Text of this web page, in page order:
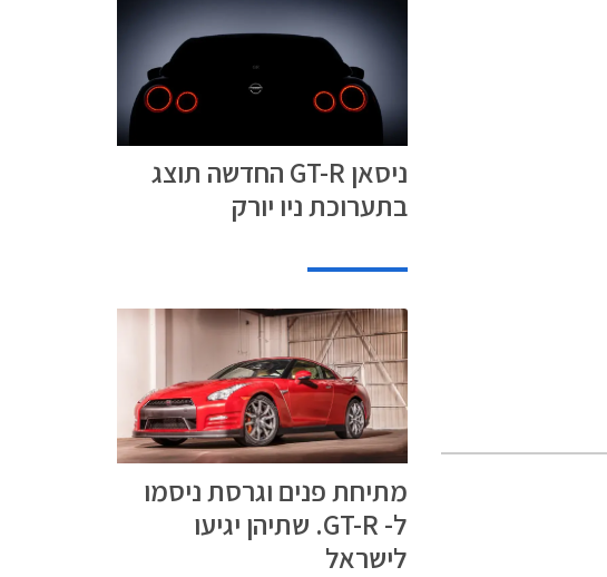
ניסאן GT-R החדשה תוצג
בתערוכת ניו יורק
מתיחת פנים וגרסת ניסמו
ל- GT-R. שתיהן יגיעו
לישראל